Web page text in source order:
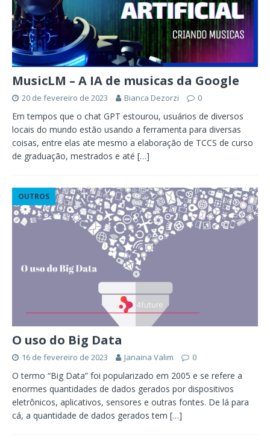
MusicLM – A IA de musicas da Google
20 de fevereiro de 2023 Bianca Dezorzi 0
Em tempos que o chat GPT estourou, usuários de diversos
locais do mundo estão usando a ferramenta para diversas
coisas, entre elas ate mesmo a elaboração de TCCS de curso
de graduação, mestrados e até […]
OUTROS
O uso do Big Data
16 de fevereiro de 2023 Janaina Valim 0
O termo “Big Data” foi popularizado em 2005 e se refere a
enormes quantidades de dados gerados por dispositivos
eletrônicos, aplicativos, sensores e outras fontes. De lá para
cá, a quantidade de dados gerados tem […]